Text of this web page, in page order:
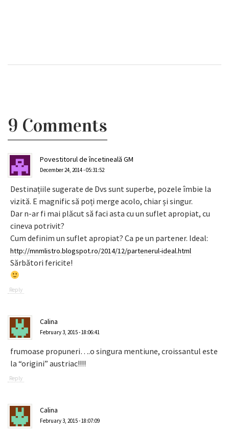
9 Comments
Povestitorul de încetineală GM
December 24, 2014 - 05:31:52
Destinațiile sugerate de Dvs sunt superbe, pozele îmbie la
vizită. E magnific să poți merge acolo, chiar și singur.
Dar n-ar fi mai plăcut să faci asta cu un suflet apropiat, cu
cineva potrivit?
Cum definim un suflet apropiat? Ca pe un partener. Ideal:
http://mnmlistro.blogspot.ro/2014/12/partenerul-ideal.html
Sărbători fericite!
Reply
Calina
February 3, 2015 - 18:06:41
frumoase propuneri….o singura mentiune, croissantul este
la “origini” austriac!!!!
Reply
Calina
February 3, 2015 - 18:07:09